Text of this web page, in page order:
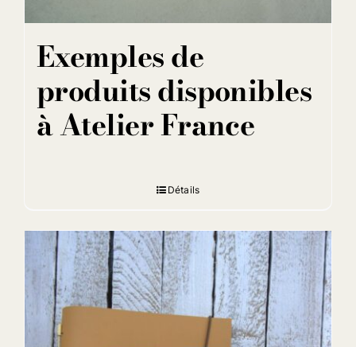
Exemples de
produits disponibles
à Atelier France
Détails